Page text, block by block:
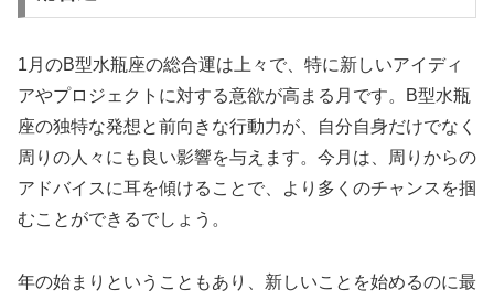
1月のB型水瓶座の総合運は上々で、特に新しいアイディ
アやプロジェクトに対する意欲が高まる月です。B型水瓶
座の独特な発想と前向きな行動力が、自分自身だけでなく
周りの人々にも良い影響を与えます。今月は、周りからの
アドバイスに耳を傾けることで、より多くのチャンスを掴
むことができるでしょう。
年の始まりということもあり、新しいことを始めるのに最